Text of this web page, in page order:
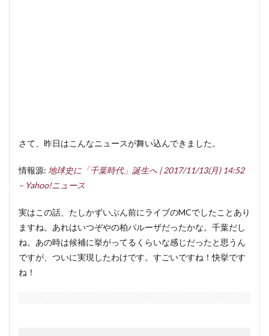
さて、昨日はこんなニュースが舞い込んできました。
情報源: 地球史に「千葉時代」誕生へ | 2017/11/13(月) 14:52
– Yahoo!ニュース
実はこの話、たしかずいぶん前にライブのMCでしたことあり
ますね。あれはいつぞやの柏パルーザだったかな。千葉だし
ね。あの時は候補に挙がってるくらいな感じだったと思うん
ですが、ついに実現したわけです。すごいですね！快挙です
ね！